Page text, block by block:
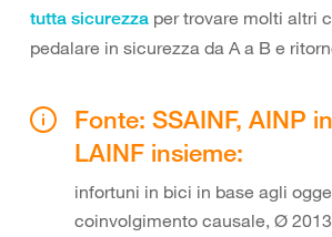
tutta sicurezza per trovare molti altri
pedalare in sicurezza da A a B e
Fonte: SSAINF, AINP
LAINF insieme:
infortuni in bici in base agli
coinvolgimento causale, Ø